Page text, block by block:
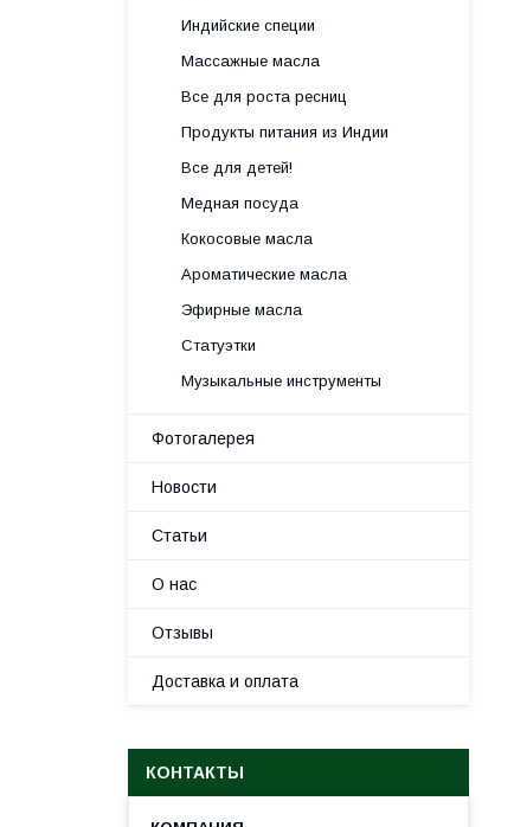
Индийские специи
Массажные масла
Все для роста ресниц
Продукты питания из Индии
Все для детей!
Медная посуда
Кокосовые масла
Ароматические масла
Эфирные масла
Статуэтки
Музыкальные инструменты
Фотогалерея
Новости
Статьи
О нас
Отзывы
Доставка и оплата
КОНТАКТЫ